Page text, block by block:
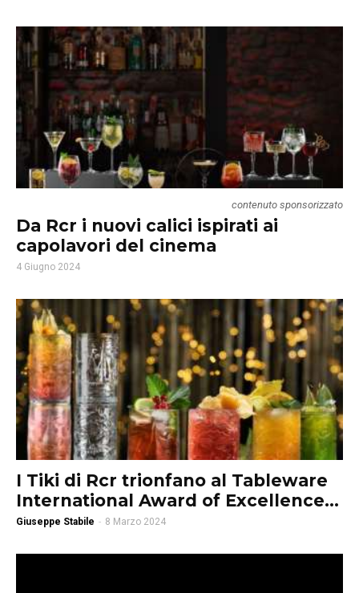
contenuto sponsorizzato
Da Rcr i nuovi calici ispirati ai
capolavori del cinema
4 Giugno 2024
I Tiki di Rcr trionfano al Tableware
International Award of Excellence...
Giuseppe Stabile - 8 Marzo 2024